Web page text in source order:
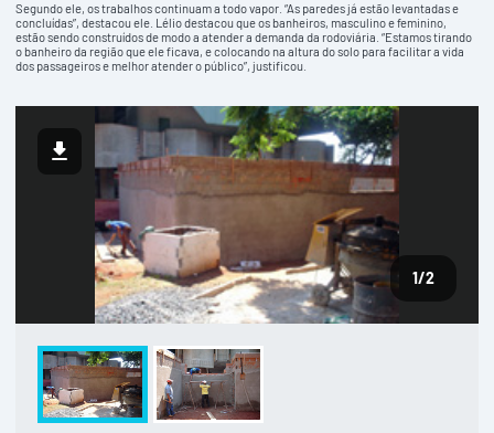
Segundo ele, os trabalhos continuam a todo vapor. “As paredes já estão levantadas e
concluídas”, destacou ele. Lélio destacou que os banheiros, masculino e feminino,
estão sendo construídos de modo a atender a demanda da rodoviária. “Estamos tirando
o banheiro da região que ele ficava, e colocando na altura do solo para facilitar a vida
dos passageiros e melhor atender o público”, justificou.
1/2